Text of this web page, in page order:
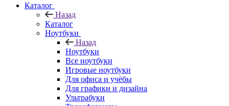
Каталог
Назад
Каталог
Ноутбуки
Назад
Ноутбуки
Все ноутбуки
Игровые ноутбуки
Для офиса и учёбы
Для графики и дизайна
Ультрабуки